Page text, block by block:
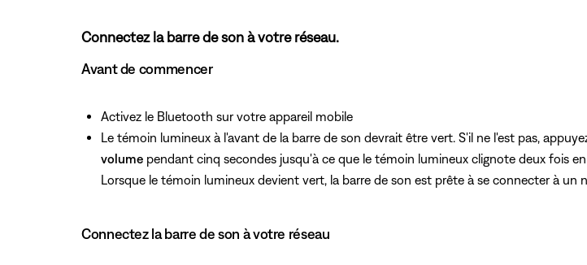
Connectez la barre de son à votre réseau.
Avant de commencer
Activez le Bluetooth sur votre appareil mobile
Le témoin lumineux à l'avant de la barre de son devrait être vert. S'il ne l'est pas,
volume pendant cinq secondes jusqu'à ce que le témoin lumineux clignote deux fois en
Lorsque le témoin lumineux devient vert, la barre de son est prête à se connecter à un
Connectez la barre de son à votre réseau